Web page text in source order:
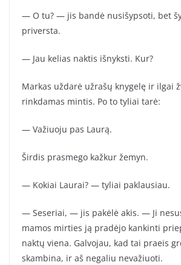
— O tu? — jis bandė nusišypsoti, bet
priversta.
— Jau kelias naktis išnyksti. Kur?
Markas uždarė užrašų knygelę ir ilgai
rinkdamas mintis. Po to tyliai tarė:
— Važiuoju pas Laurą.
Širdis prasmego kažkur žemyn.
— Kokiai Laurai? — tyliai paklausiau.
— Seseriai, — jis pakėlė akis. — Ji
mamos mirties ją pradėjo kankinti
naktų viena. Galvojau, kad tai praeis
skambina, ir aš negaliu nevažiuoti.